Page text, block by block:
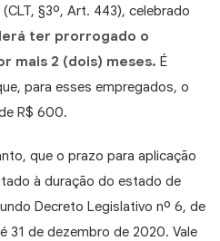
(CLT, §3º, Art. 443), celebrado
ter prorrogado o
mais 2 (dois) meses. É
para esses empregados, o
R$ 600.
que o prazo para aplicação
à duração do estado de
Decreto Legislativo nº 6, de
31 de dezembro de 2020. Vale